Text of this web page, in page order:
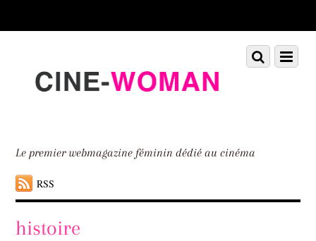
down
Le premier webmagazine féminin dédié au cinéma
RSS
Menu
Scroll
down
histoire